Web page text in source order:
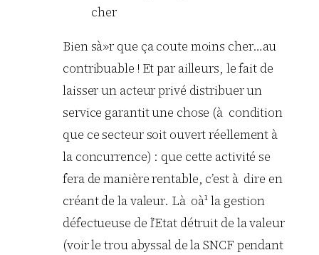
cher
Bien sà»r que ça coute moins cher…au
contribuable ! Et par ailleurs, le fait de
laisser un acteur privé distribuer un
service garantit une chose (à condition
que ce secteur soit ouvert réellement à
la concurrence) : que cette activité se
fera de manière rentable, c’est à dire en
créant de la valeur. Là oà¹ la gestion
défectueuse de l’Etat détruit de la valeur
(voir le trou abyssal de la SNCF pendant